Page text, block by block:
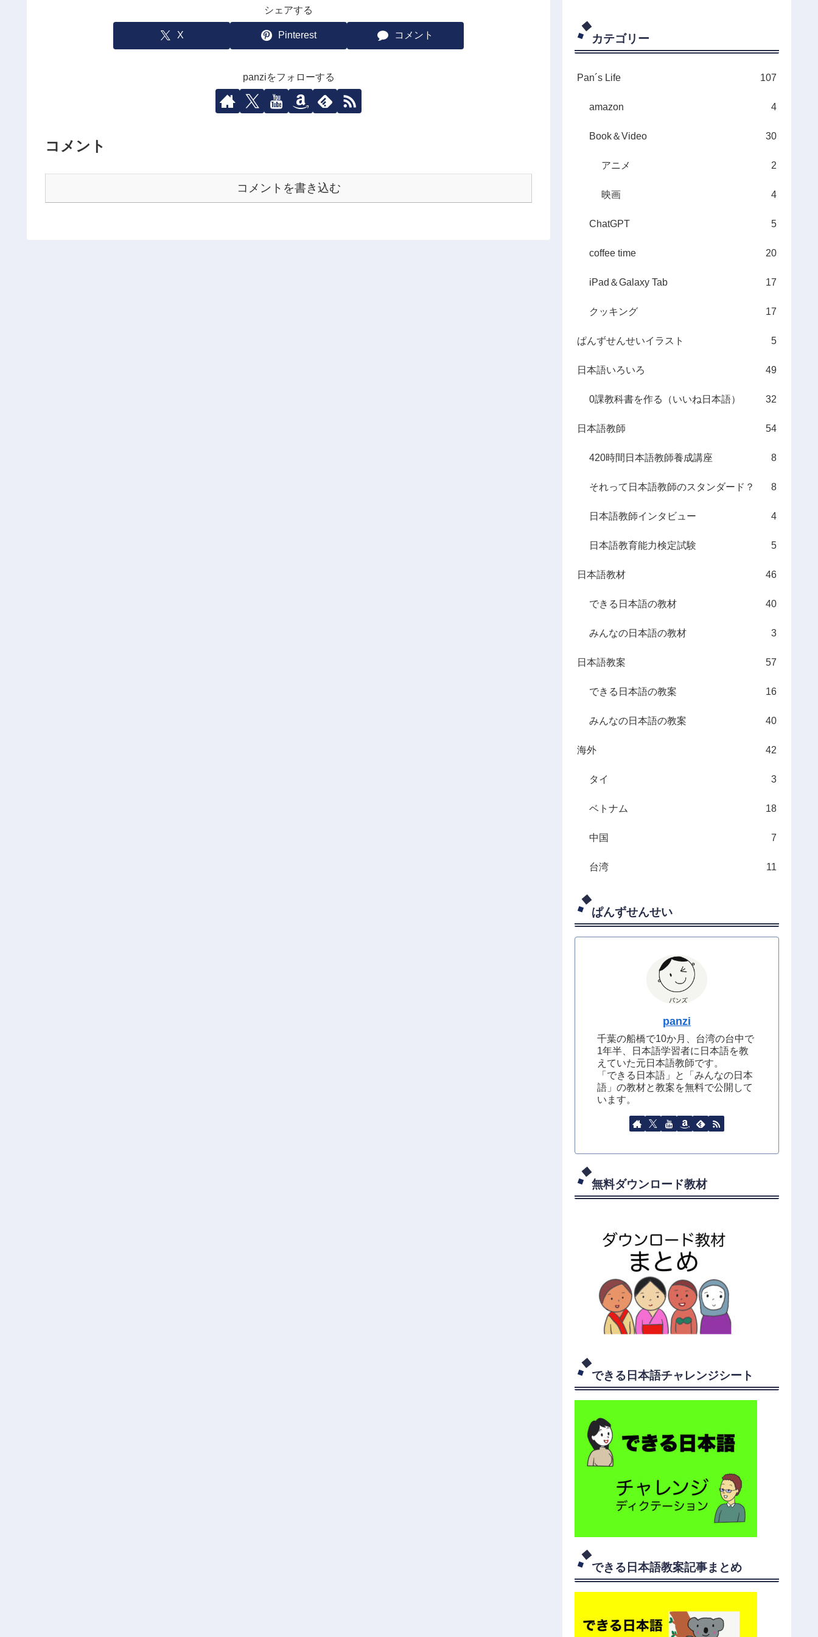
シェアする
X Pinterest コメント
panziをフォローする
コメント
コメントを書き込む
カテゴリー
Pan´s Life 107
amazon 4
Book＆Video 30
アニメ 2
映画 4
ChatGPT 5
coffee time 20
iPad＆Galaxy Tab 17
クッキング 17
ぱんずせんせいイラスト 5
日本語いろいろ 49
0課教科書を作る（いいね日本語） 32
日本語教師 54
420時間日本語教師養成講座 8
それって日本語教師のスタンダード？ 8
日本語教師インタビュー 4
日本語教育能力検定試験 5
日本語教材 46
できる日本語の教材 40
みんなの日本語の教材 3
日本語教案 57
できる日本語の教案 16
みんなの日本語の教案 40
海外 42
タイ 3
ベトナム 18
中国 7
台湾 11
ぱんずせんせい
panzi
千葉の船橋で10か月、台湾の台中で
1年半、日本語学習者に日本語を教
えていた元日本語教師です。
「できる日本語」と「みんなの日本
語」の教材と教案を無料で公開して
います。
無料ダウンロード教材
できる日本語チャレンジシート
できる日本語教案記事まとめ